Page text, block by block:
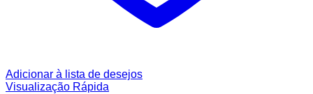
Adicionar à lista de desejos
Visualização Rápida